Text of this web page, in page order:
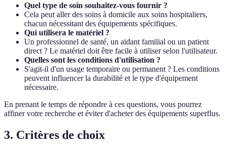
Quel type de soin souhaitez-vous fournir ?
Cela peut aller des soins à domicile aux soins hospitaliers,
chacun nécessitant des équipements spécifiques.
Qui utilisera le matériel ?
Un professionnel de santé, un aidant familial ou un patient
direct ? Le matériel doit être facile à utiliser selon l'utilisateur.
Quelles sont les conditions d'utilisation ?
S'agit-il d'un usage temporaire ou permanent ? Les conditions
peuvent influencer la durabilité et le type d'équipement
nécessaire.
En prenant le temps de répondre à ces questions, vous pourrez
affiner votre recherche et éviter d'acheter des équipements superflus.
3. Critères de choix